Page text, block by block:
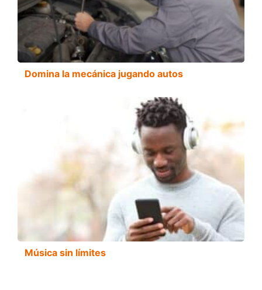
Domina la mecánica jugando autos
Música sin límites